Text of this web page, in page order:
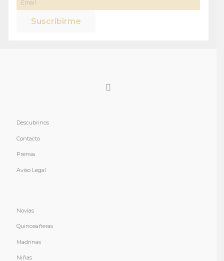
Descubrinos
Contacto
Prensa
Aviso Legal
Novias
Quinceañeras
Madrinas
Niñas